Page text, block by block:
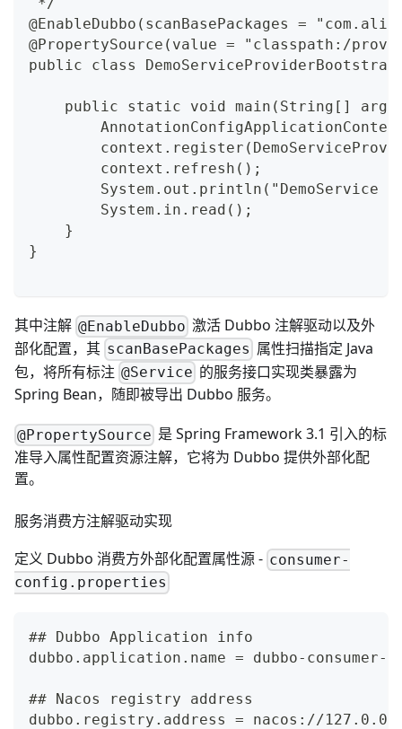
@EnableDubbo(scanBasePackages =
@PropertySource(value = "classpath:/
public class
public static void main(String[]
        context.refresh();
System.out.println("DemoService
        System.in.read();
    }
}
其中注解 @EnableDubbo 激活 Dubbo 注解驱动以及外
部化配置，其 scanBasePackages 属性扫描指定 Java
包，将所有标注 @Service 的服务接口实现类暴露为
Spring Bean，随即被导出 Dubbo 服务。
@PropertySource 是 Spring Framework 3.1 引入的标
准导入属性配置资源注解，它将为 Dubbo 提供外部化配
置。
服务消费方注解驱动实现
定义 Dubbo 消费方外部化配置属性源 - consumer-
config.properties
## Dubbo Application info
dubbo.application.name = dubbo-consumer-
## Nacos registry address
dubbo.registry.address = nacos://